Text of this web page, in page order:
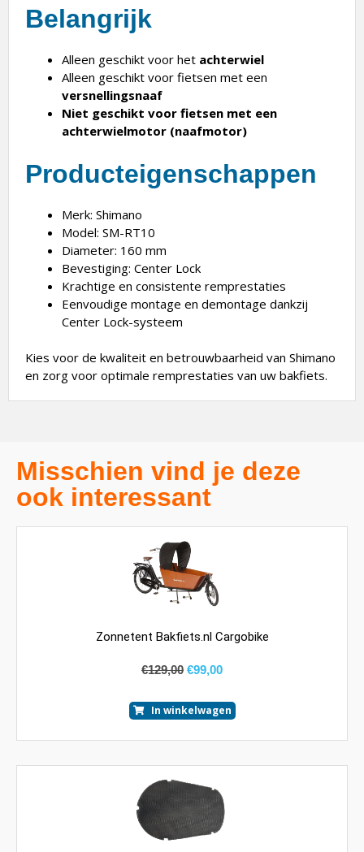
Belangrijk
Alleen geschikt voor het achterwiel
Alleen geschikt voor fietsen met een
versnellingsnaaf
Niet geschikt voor fietsen met een
achterwielmotor (naafmotor)
Producteigenschappen
Merk: Shimano
Model: SM-RT10
Diameter: 160 mm
Bevestiging: Center Lock
Krachtige en consistente remprestaties
Eenvoudige montage en demontage dankzij
Center Lock-systeem
Kies voor de kwaliteit en betrouwbaarheid van Shimano
en zorg voor optimale remprestaties van uw bakfiets.
Misschien vind je deze
ook interessant
Zonnetent Bakfiets.nl Cargobike
€129,00 €99,00
In winkelwagen